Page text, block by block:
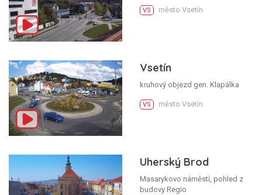
VS město Vsetín
Vsetín
kruhový objezd gen. Klapálka
VS město Vsetín
Uherský Brod
Masarykovo náměstí, pohled z
budovy Regio